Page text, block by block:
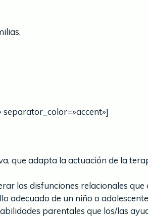
separator_color=»accent»]
que adapta la actuación de la
las disfunciones relacionales
adecuado de un niño o
parentales que los/las